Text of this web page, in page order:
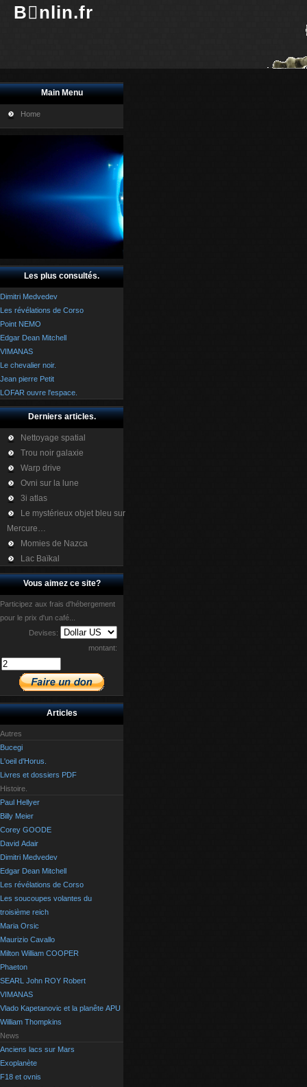
Bnlin.fr
Main Menu
Home
Les plus consultés.
Dimitri Medvedev
Les révélations de Corso
Point NEMO
Edgar Dean Mitchell
VIMANAS
Le chevalier noir.
Jean pierre Petit
LOFAR ouvre l'espace.
Derniers articles.
Nettoyage spatial
Trou noir galaxie
Warp drive
Ovni sur la lune
3i atlas
Le mystérieux objet bleu sur
Mercure…
Momies de Nazca
Lac Baïkal
Vous aimez ce site?
Participez aux frais d'hébergement
pour le prix d'un café...
Devises:
montant:
Articles
Autres
Bucegi
L'oeil d'Horus.
Livres et dossiers PDF
Histoire.
Paul Hellyer
Billy Meier
Corey GOODE
David Adair
Dimitri Medvedev
Edgar Dean Mitchell
Les révélations de Corso
Les soucoupes volantes du
troisième reich
Maria Orsic
Maurizio Cavallo
Milton William COOPER
Phaeton
SEARL John ROY Robert
VIMANAS
Vlado Kapetanovic et la planête APU
William Thompkins
News
Anciens lacs sur Mars
Exoplanète
F18 et ovnis